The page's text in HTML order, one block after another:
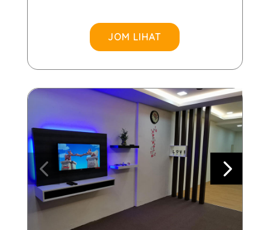
JOM LIHAT